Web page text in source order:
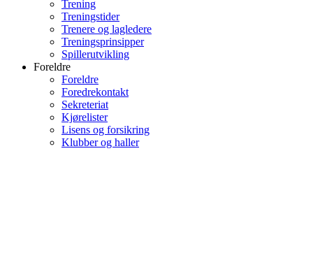
Trening
Treningstider
Trenere og lagledere
Treningsprinsipper
Spillerutvikling
Foreldre
Foreldre
Foredrekontakt
Sekreteriat
Kjørelister
Lisens og forsikring
Klubber og haller